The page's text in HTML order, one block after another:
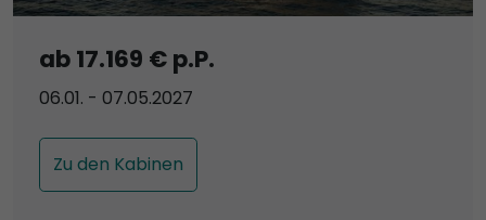
ab 17.169 € p.P.
06.01. - 07.05.2027
Zu den Kabinen